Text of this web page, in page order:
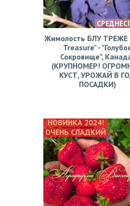
Жимолость БЛУ ТРЕЖЕ
Treasure" -
Сокровище",
(КРУПНОМЕР!
КУСТ, УРОЖАЙ В
ПОСАДКИ)
НОВИНКА 2024!
ОЧЕНЬ СЛАДКИЙ